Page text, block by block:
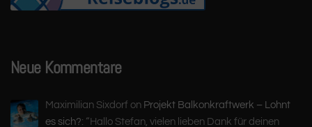
Neue Kommentare
Maximilian Sixdorf on Projekt Balkonkraftwerk – Lohnt
es sich?: “ Hallo Stefan, vielen lieben Dank für deinen